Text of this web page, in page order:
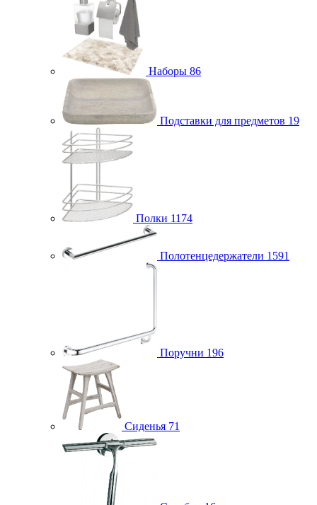
Наборы 86
Подставки для предметов 19
Полки 1174
Полотенцедержатели 1591
Поручни 196
Сиденья 71